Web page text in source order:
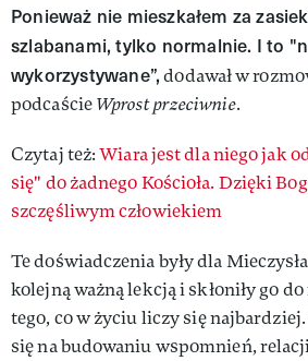
Ponieważ nie mieszkałem za
szlabanami, tylko normalnie. I to
wykorzystywane”,dodawał w
podcaścieWprost przeciwnie.
Czytaj też:Wiarajest dla niego jak
się" do żadnego Kościoła. Dzięki
szczęśliwym człowiekiem
Te doświadczenia były dla
kolejną ważną lekcją i skłoniły go
tego, co w życiu liczy się
się na budowaniu wspomnień,